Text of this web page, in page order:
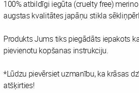
100% atbildīgi iegūta (cruelty free)
augstas kvalitātes japāņu stikla
Produkts Jums tiks piegādāts iepakots
pievienotu kopšanas instrukciju.
*Lūdzu pievērsiet uzmanību, ka krāsas
atšķirties!